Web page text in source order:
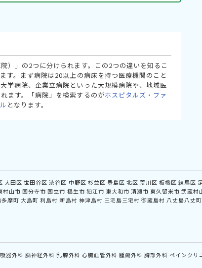
）」の2つに分けられます。この2つの違いを知るこ
す。まず病院は20以上の病床を持つ医療機関のこと
学病院、企業立病院といった大規模病院や、地域医
ます。「病院」を検索するのがホスピタルズ・ファ
となります。
大田区 世田谷区 渋谷区 中野区 杉並区 豊島区 北区 荒川区 板橋区 練馬区
村山市 国分寺市 国立市 福生市 狛江市 東大和市 清瀬市 東久留米市 武蔵村
摩町 大島町 利島村 新島村 神津島村 三宅島三宅村 御蔵島村 八丈島八丈町
器外科 脳神経外科 乳腺外科 心臓血管外科 腫瘍外科 胸部外科 ペインクリ